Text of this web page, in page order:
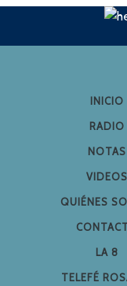
INICIO
RADIO
NOTAS
VIDEOS
QUIÉNES
LA 8
TELEFÉ